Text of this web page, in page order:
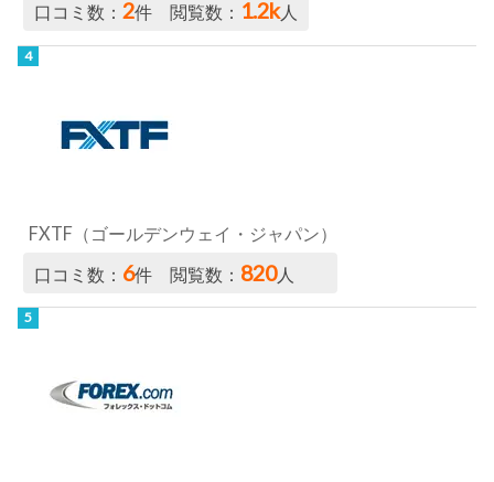
口コミ数：2件 閲覧数： 1.2k人
FXTF（ゴールデンウェイ・ジャパン）
口コミ数： 6件 閲覧数： 820人